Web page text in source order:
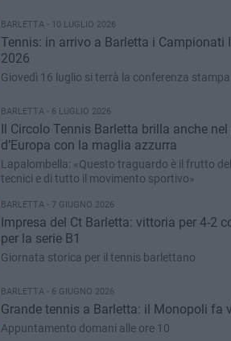
BARLETTA - 10 LUGLIO 2026
Tennis: in arrivo a Barletta i
2026
Giovedì 16 luglio si terrà la conferenza
BARLETTA - 6 LUGLIO 2026
Il Circolo Tennis Barletta brilla anche
d’Europa con la maglia azzurra
Lapalombella: «Questo traguardo è il frutto
tecnici e di tutto il movimento sportivo»
BARLETTA - 7 GIUGNO 2026
Impresa del Ct Barletta: vittoria per 4-2
per la serie B1
Giornata storica per il tennis barlettano
BARLETTA - 6 GIUGNO 2026
Grande tennis a Barletta: il Monopoli fa
Appuntamento domani alle ore 10